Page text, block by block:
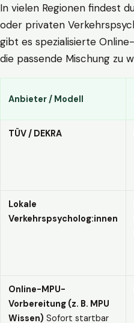
In vielen Regionen findest
oder privaten
gibt es spezialisierte
die passende Mischung zu
Anbieter / Modell
TÜV / DEKRA
Lokale
Verkehrspsycholog:innen
Online-MPU-
Vorbereitung (z. B. MPU
Wissen) Sofort startbar